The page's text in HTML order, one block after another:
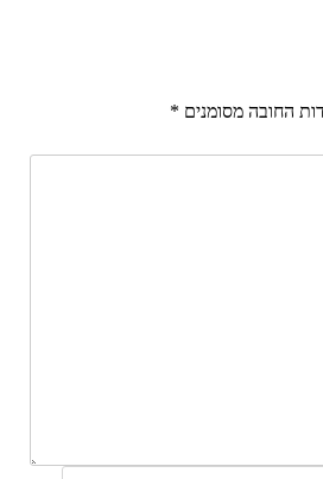
החובה מסומנים *